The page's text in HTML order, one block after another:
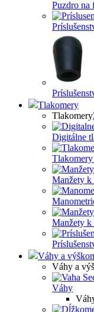
Puzdro na
Tlakomery
Tlakomery
Digitálne
Manžety k
Manžety k
Váhy a
Váhy a
Váhy